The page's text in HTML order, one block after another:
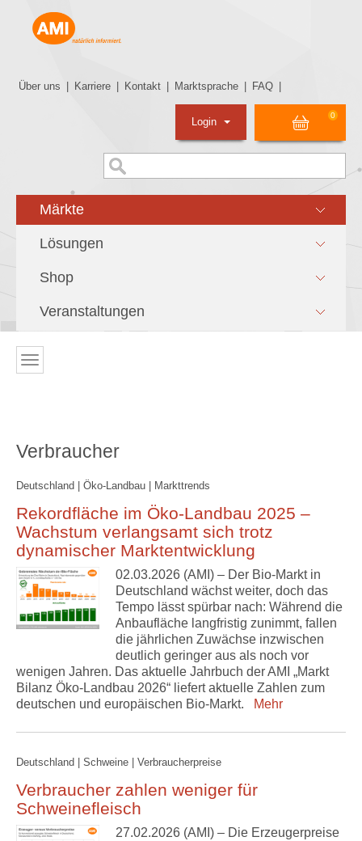
Über uns Karriere Kontakt Marktsprache FAQ
0
Login
Märkte
Lösungen
Shop
Veranstaltungen
Verbraucher
Deutschland | Öko-Landbau | Markttrends
Rekordfläche im Öko-Landbau 2025 –
Wachstum verlangsamt sich trotz
dynamischer Marktentwicklung
02.03.2026 (AMI) – Der Bio-Markt in
Deutschland wächst weiter, doch das
Tempo lässt spürbar nach: Während die
Anbaufläche langfristig zunimmt, fallen
die jährlichen Zuwächse inzwischen
deutlich geringer aus als noch vor
wenigen Jahren. Das aktuelle Jahrbuch der AMI „Markt
Bilanz Öko-Landbau 2026“ liefert aktuelle Zahlen zum
deutschen und europäischen Bio-Markt.
Mehr
Deutschland | Schweine | Verbraucherpreise
Verbraucher zahlen weniger für
Schweinefleisch
27.02.2026 (AMI) – Die Erzeugerpreise